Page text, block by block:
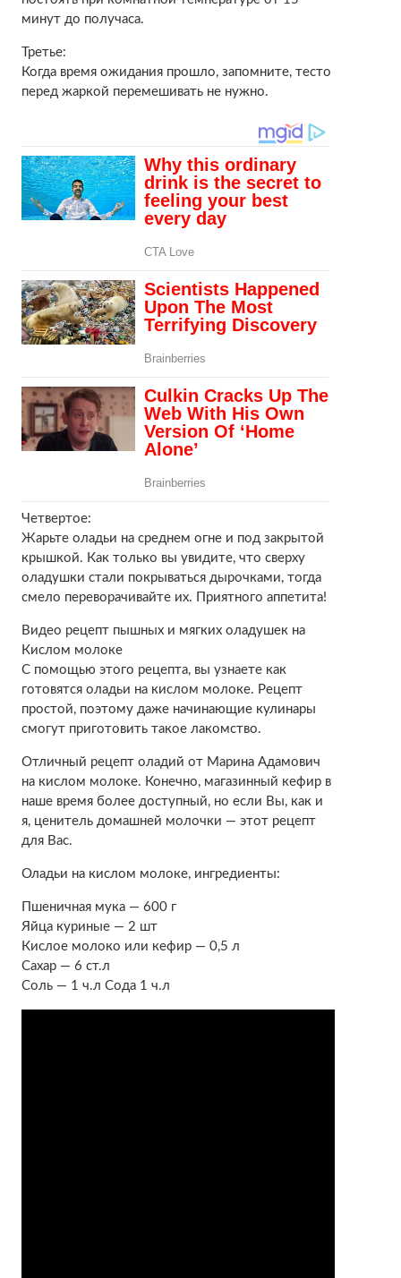
минут до получаса.
Третье:
Когда время ожидания прошло, запомните, тесто
перед жаркой перемешивать не нужно.
Четвертое:
Жарьте оладьи на среднем огне и под закрытой
крышкой. Как только вы увидите, что сверху
оладушки стали покрываться дырочками, тогда
смело переворачивайте их. Приятного аппетита!
Видео рецепт пышных и мягких оладушек на
Кислом молоке
С помощью этого рецепта, вы узнаете как
готовятся оладьи на кислом молоке. Рецепт
простой, поэтому даже начинающие кулинары
смогут приготовить такое лакомство.
Отличный рецепт оладий от Марина Адамович
на кислом молоке. Конечно, магазинный кефир в
наше время более доступный, но если Вы, как и
я, ценитель домашней молочки — этот рецепт
для Вас.
Оладьи на кислом молоке, ингредиенты:
Пшеничная мука — 600 г
Яйца куриные — 2 шт
Кислое молоко или кефир — 0,5 л
Сахар — 6 ст.л
Соль — 1 ч.л Сода 1 ч.л